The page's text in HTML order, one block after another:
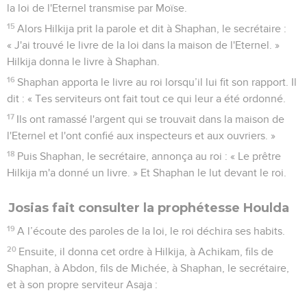
la loi de l'Eternel transmise par Moïse.
15 Alors Hilkija prit la parole et dit à Shaphan, le secrétaire :
« J'ai trouvé le livre de la loi dans la maison de l'Eternel. »
Hilkija donna le livre à Shaphan.
16 Shaphan apporta le livre au roi lorsqu’il lui fit son rapport. Il
dit : « Tes serviteurs ont fait tout ce qui leur a été ordonné.
17 Ils ont ramassé l'argent qui se trouvait dans la maison de
l'Eternel et l'ont confié aux inspecteurs et aux ouvriers. »
18 Puis Shaphan, le secrétaire, annonça au roi : « Le prêtre
Hilkija m'a donné un livre. » Et Shaphan le lut devant le roi.
Josias fait consulter la prophétesse Houlda
19 A l’écoute des paroles de la loi, le roi déchira ses habits.
20 Ensuite, il donna cet ordre à Hilkija, à Achikam, fils de
Shaphan, à Abdon, fils de Michée, à Shaphan, le secrétaire,
et à son propre serviteur Asaja :